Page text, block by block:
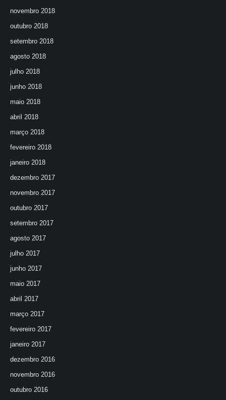
novembro 2018
outubro 2018
setembro 2018
agosto 2018
julho 2018
junho 2018
maio 2018
abril 2018
março 2018
fevereiro 2018
janeiro 2018
dezembro 2017
novembro 2017
outubro 2017
setembro 2017
agosto 2017
julho 2017
junho 2017
maio 2017
abril 2017
março 2017
fevereiro 2017
janeiro 2017
dezembro 2016
novembro 2016
outubro 2016